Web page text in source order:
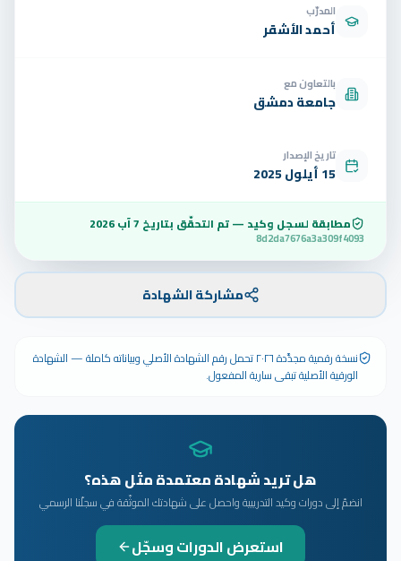
المدرّب
أحمد الأشقر
بالتعاون مع
جامعة دمشق
تاريخ الإصدار
15 أيلول 2025
مطابقة لسجل وكيد — تم التحقّق بتاريخ 7 آب 2026
8d2da7676a3a309f4093
مشاركة الشهادة
نسخة رقمية مجدَّدة ٢٠٢٦ تحمل رقم الشهادة الأصلي وبياناته كاملة — الشهادة
الورقية الأصلية تبقى سارية المفعول.
هل تريد شهادة معتمدة مثل هذه؟
انضمّ إلى دورات وكيد التدريبية واحصل على شهادتك الموثّقة في سجلّنا الرسمي
استعرض الدورات وسجّل